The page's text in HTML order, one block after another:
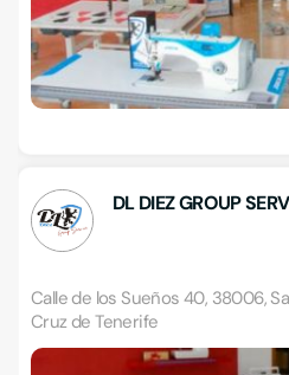
DL DIEZ GROUP
Calle de los Sueños 40, 38006,
Cruz de Tenerife